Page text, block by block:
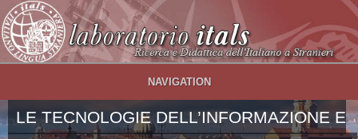
Salta al contenuto principale
NAVIGATION
LE TECNOLOGIE DELL’INFORMAZIONE E